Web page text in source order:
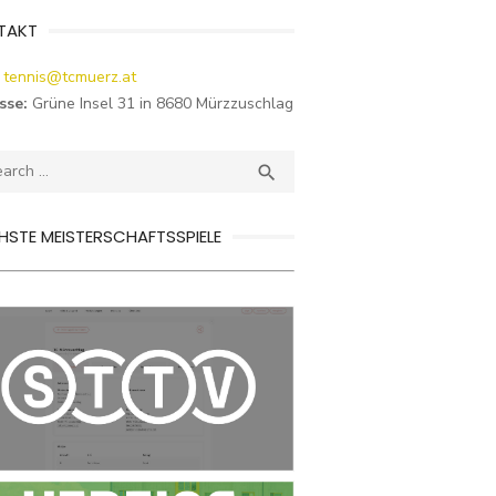
tennis@tcmuerz.at
Grüne Insel 31 in 8680 Mürzzuschlag

MEISTERSCHAFTSSPIELE